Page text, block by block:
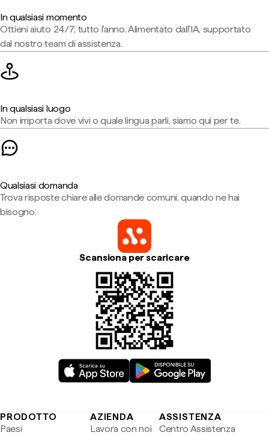
In qualsiasi momento
Ottieni aiuto 24/7, tutto l'anno. Alimentato dall'IA, supportato
dal nostro team di assistenza.
In qualsiasi luogo
Non importa dove vivi o quale lingua parli, siamo qui per te.
Qualsiasi domanda
Trova risposte chiare alle domande comuni, quando ne hai
bisogno.
Scansiona per scaricare
PRODOTTO
Paesi
AZIENDA
Lavora con noi
ASSISTENZA
Centro Assistenza